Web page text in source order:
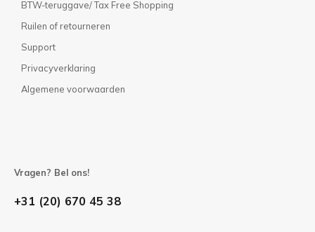
BTW-teruggave/ Tax Free Shopping
Ruilen of retourneren
Support
Privacyverklaring
Algemene voorwaarden
Vragen? Bel ons!
+31 (20) 670 45 38